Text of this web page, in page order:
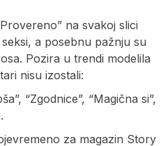
na svakoj slici
a posebnu pažnju su
Pozira u trendi modelila
nisu izostali:
“Zgodnice”, “Magična si”,
za magazin Story